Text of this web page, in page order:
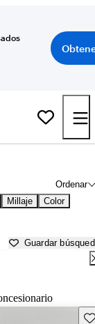
Ordenar
Millaje Color
Guardar